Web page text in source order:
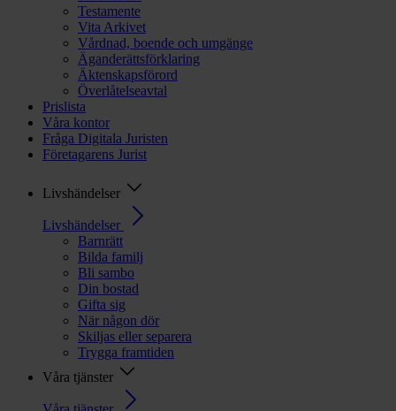
Testamente
Vita Arkivet
Vårdnad, boende och umgänge
Äganderättsförklaring
Äktenskapsförord
Överlåtelseavtal
Prislista
Våra kontor
Fråga Digitala Juristen
Företagarens Jurist
Livshändelser
Livshändelser
Barnrätt
Bilda familj
Bli sambo
Din bostad
Gifta sig
När någon dör
Skiljas eller separera
Trygga framtiden
Våra tjänster